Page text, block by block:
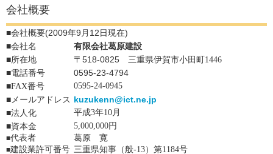
会社概要
■会社概要(2009年9月12日現在)
■会社名
有限会社葛原建設
■所在地 〒518-0825 三重県伊賀市小田町1446
■電話番号
0595-23-4794
■FAX番号 0595-24-0945
■ メールアドレス kuzukenn@ict.ne.jp
■法人化 平成3年10月
■資本金 5,000,000円
■代表者 葛原 寛
■建設業許可番号 三重県知事（般-13）第1184号